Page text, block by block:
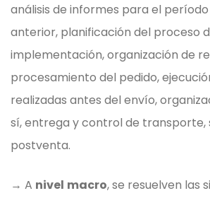
análisis de informes para el
anterior, planificación del proceso
implementación, organización de
procesamiento del pedido,
realizadas antes del envío,
sí, entrega y control de transporte,
postventa.
→ A nivel macro, se resuelven las